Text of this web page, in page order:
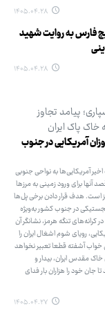
۱۴۰۵.۰۴.۲۸
فارس به روایت شهید
۱۴۰۵.۰۴.۲۸
پیامد تجاوز
خاک پاک ایران
آمریکایی در جنوب
آمریکایی‌ها به نواحی جنوبی
آنها برای ورود زمینی به مرزها
است. هدف قرار دادن برخی پل‌ها
در جنوب کشور به‌ویژه
کرانه‌های تنگه هرمز، نشانگر آن
رویای شوم اشغال ایران را
خواب آشفته قطعا تعبیر نخواهد
خاک مقدس ایران، بیدار و
جان خود را هزاران بار فدای
۱۴۰۵.۰۴.۲۷